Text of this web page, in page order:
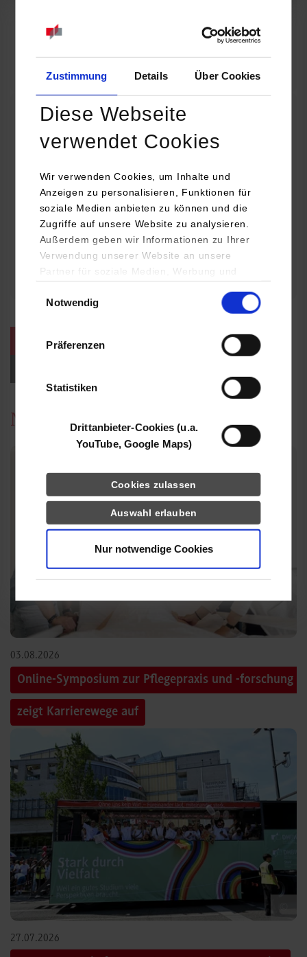
Zustimmung Details Über Cookies
Diese Webseite
verwendet Cookies
Wir verwenden Cookies, um Inhalte und
Anzeigen zu personalisieren, Funktionen für
soziale Medien anbieten zu können und die
Zugriffe auf unsere Website zu analysieren.
Außerdem geben wir Informationen zu Ihrer
Verwendung unserer Website an unsere
Partner für soziale Medien, Werbung und
YouTube, Google Maps) führen diese
Daten zusammen, die Sie ihnen bereitgestellt
haben oder die sie im Rahmen Ihrer Nutzung
Notwendig
Präferenzen
Statistiken
Drittanbieter-Cookies (u.a.
YouTube, Google Maps)
Cookies zulassen
Auswahl erlauben
Nur notwendige Cookies
Online INDIS-Infoveranstaltung für Studierende
Zum Event
Technologietag: Clean Urban Transportation –
nachhaltige Mobilität im (sub)urbanen Umfeld
16.09.2026 - 17.09.2026
Im Mittelpunkt stehen elektrische Antriebe, moderne
Batterietechnologien und innovative Fahrzeugkonzepte für
nachhaltige Mobilität in Stadt und…
weitere Veranstaltungen / Termine
News
03.08.2026
Online-Symposium zur Pflegepraxis und -forschung
zeigt Karrierewege auf
27.07.2026